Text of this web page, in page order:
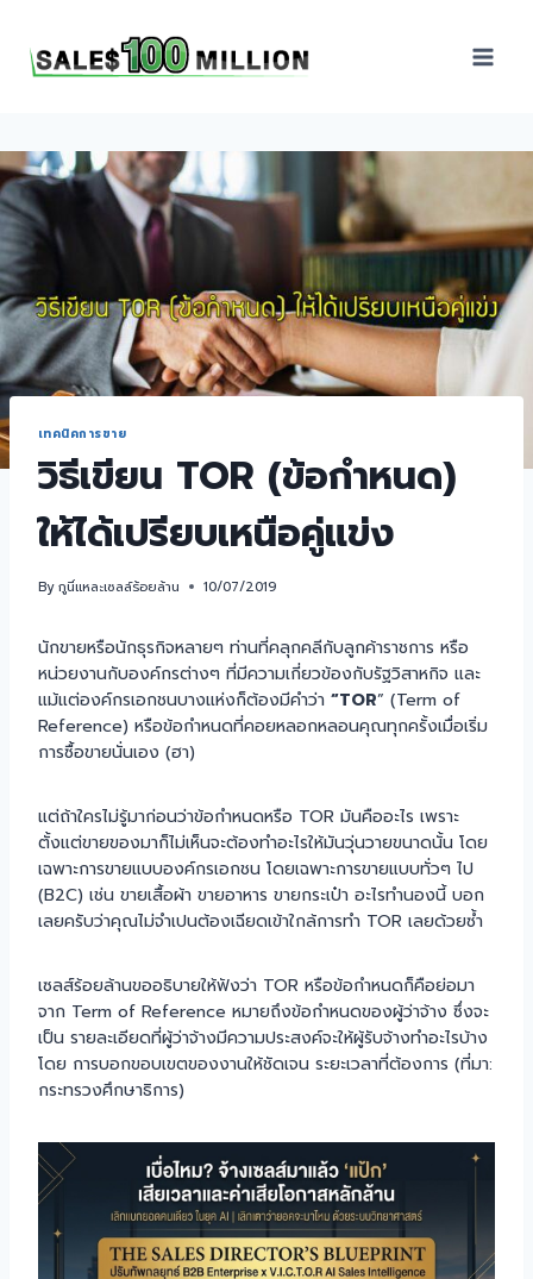
เทคนิคการขาย
วิธีเขียน TOR (ข้อกำหนด)
ให้ได้เปรียบเหนือคู่แข่ง
Byกูนี่แหละเซลล์ร้อยล้าน 10/07/2019
นักขายหรือนักธุรกิจหลายๆ ท่านที่คลุกคลีกับลูกค้าราชการ หรือ
หน่วยงานกับองค์กรต่างๆ ที่มีความเกี่ยวข้องกับรัฐวิสาหกิจ และ
แม้แต่องค์กรเอกชนบางแห่งก็ต้องมีคำว่า “TOR” (Term of
Reference) หรือข้อกำหนดที่คอยหลอกหลอนคุณทุกครั้งเมื่อเริ่ม
การซื้อขายนั่นเอง (ฮา)
แต่ถ้าใครไม่รู้มาก่อนว่าข้อกำหนดหรือ TOR มันคืออะไร เพราะ
ตั้งแต่ขายของมาก็ไม่เห็นจะต้องทำอะไรให้มันวุ่นวายขนาดนั้น โดย
เฉพาะการขายแบบองค์กรเอกชน โดยเฉพาะการขายแบบทั่วๆ ไป
(B2C) เช่น ขายเสื้อผ้า ขายอาหาร ขายกระเป๋า อะไรทำนองนี้ บอก
เลยครับว่าคุณไม่จำเปนต้องเฉียดเข้าใกล้การทำ TOR เลยด้วยซ้ำ
เซลส์ร้อยล้านขออธิบายให้ฟังว่า TOR หรือข้อกำหนดก็คือย่อมา
จาก Term of Reference หมายถึงข้อกําหนดของผู้ว่าจ้าง ซึ่งจะ
เป็น รายละเอียดที่ผู้ว่าจ้างมีความประสงค์จะให้ผู้รับจ้างทําอะไรบ้าง
โดย การบอกขอบเขตของงานให้ชัดเจน ระยะเวลาที่ต้องการ (ที่มา:
กระทรวงศึกษาธิการ)